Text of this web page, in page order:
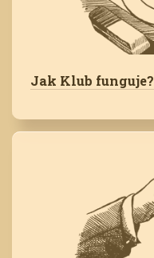
Jak Klub funguje?